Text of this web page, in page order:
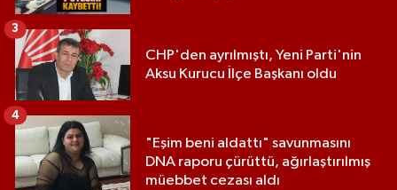
CHP'den ayrılmıştı, Yeni Parti'nin
Aksu Kurucu İlçe Başkanı oldu
3
"Eşim beni aldattı" savunmasını
DNA raporu çürüttü, ağırlaştırılmış
müebbet cezası aldı
4